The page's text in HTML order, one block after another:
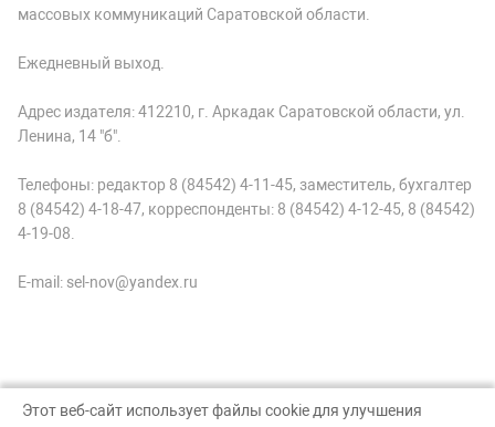
массовых коммуникаций Саратовской области.
Ежедневный выход.
Адрес издателя: 412210, г. Аркадак Саратовской области, ул.
Ленина, 14 "б".
Телефоны: редактор 8 (84542) 4-11-45, заместитель, бухгалтер
8 (84542) 4-18-47, корреспонденты: 8 (84542) 4-12-45, 8 (84542)
4-19-08.
E-mail: sel-nov@yandex.ru
Этот веб-сайт использует файлы cookie для улучшения